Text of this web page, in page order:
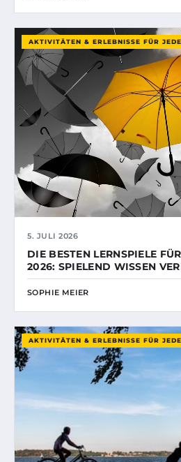
AKTIVITÄTEN & ERLEBNISSE FÜR
5. JULI 2026
DIE BESTEN LERNSPIELE
2026: SPIELEND WISSEN
SOPHIE MEIER
AKTIVITÄTEN & ERLEBNISSE FÜR